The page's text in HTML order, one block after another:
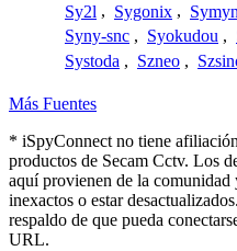
Sy2l , Sygonix ,
Syny-snc , Syokudou ,
Systoda , Szneo ,
Más Fuentes
* iSpyConnect no tiene
productos de Secam Cctv. Los
aquí provienen de la comunidad
inexactos o estar
respaldo de que pueda
URL.